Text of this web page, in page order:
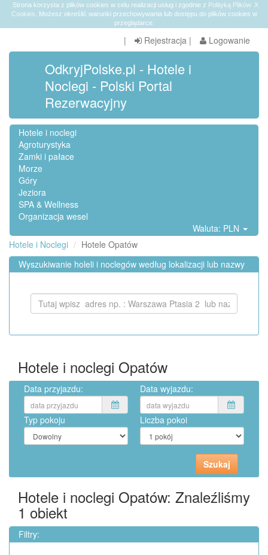
X
Strona korzysta z plików cookies w celu realizacji usług i zgodnie z Polityką Plików
Cookies . Możesz określić warunki przechowywania lub dostępu do plików cookies w
przeglądarce.
| Rejestracja | Logowanie
OdkryjPolske.pl - Hotele i
Noclegi - Polski Portal
Rezerwacyjny
Hotele i noclegi
Agroturystyka
Zamki i pałace
Morze
Góry
Jeziora
SPA & Wellness
Organizacja wesel
Waluta: PLN
Hotele i Noclegi
Hotele Opatów
Wyszukiwanie holeli i noclegów według lokalizacji lub nazwy
Hotele i noclegi Opatów
Data przyjazdu: Data wyjazdu:
Typ pokoju Liczba pokoi
Hotele i noclegi Opatów: Znaleźliśmy
1 obiekt
Filtry: